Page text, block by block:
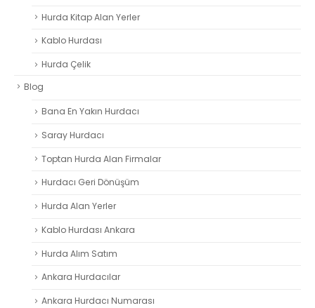
Hurda Kitap Alan Yerler
Kablo Hurdası
Hurda Çelik
Blog
Bana En Yakın Hurdacı
Saray Hurdacı
Toptan Hurda Alan Firmalar
Hurdacı Geri Dönüşüm
Hurda Alan Yerler
Kablo Hurdası Ankara
Hurda Alım Satım
Ankara Hurdacılar
Ankara Hurdacı Numarası